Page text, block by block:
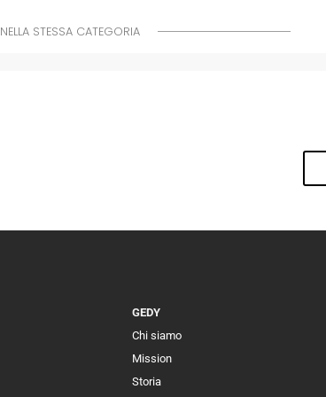
NELLA STESSA CATEGORIA
GEDY
Chi siamo
Mission
Storia